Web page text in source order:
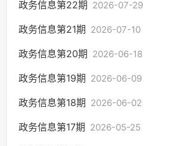
公共设施
规划信息
应急管理
行政事业性收费
重大决策预公开
政务信息第22期 2026-07-29
政务信息第21期 2026-07-10
政务信息第20期 2026-06-18
政务信息第19期 2026-06-09
政务信息第18期 2026-06-02
政务信息第17期 2026-05-25